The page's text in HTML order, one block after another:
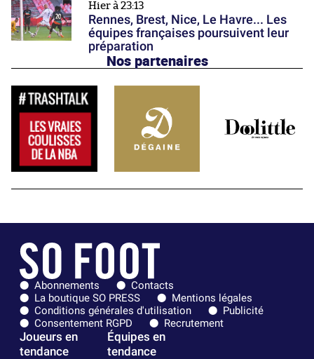
Hier à 23:13
Rennes, Brest, Nice, Le Havre... Les
équipes françaises poursuivent leur
préparation
Nos partenaires
Abonnements
Contacts
La boutique SO PRESS
Mentions légales
Conditions générales d'utilisation
Publicité
Consentement RGPD
Recrutement
Joueurs en
tendance
Équipes en
tendance